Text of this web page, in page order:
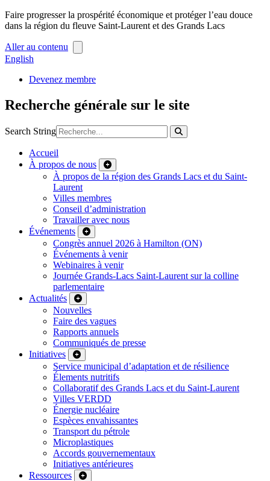
Faire progresser la prospérité économique et protéger l’eau douce
dans la région du fleuve Saint-Laurent et des Grands Lacs
Aller au contenu
English
Devenez membre
Recherche générale sur le site
Search String
Accueil
À propos de nous
À propos de la région des Grands Lacs et du Saint-
Laurent
Villes membres
Conseil d’administration
Travailler avec nous
Événements
Congrès annuel 2026 à Hamilton (ON)
Événements à venir
Webinaires à venir
Journée Grands-Lacs Saint-Laurent sur la colline
parlementaire
Actualités
Nouvelles
Faire des vagues
Rapports annuels
Communiqués de presse
Initiatives
Service municipal d’adaptation et de résilience
Élements nutritifs
Collaboratif des Grands Lacs et du Saint-Laurent
Villes VERDD
Énergie nucléaire
Espèces envahissantes
Transport du pétrole
Microplastiques
Accords gouvernementaux
Initiatives antérieures
Ressources